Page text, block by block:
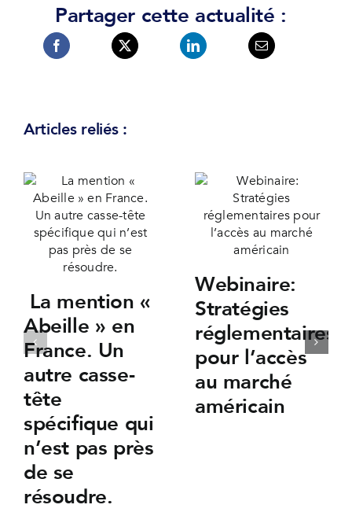
Partager cette actualité :
Articles reliés :
La mention «
Abeille » en
France. Un
autre casse-
tête
spécifique qui
n’est pas près
de se
résoudre.
Webinaire:
Stratégies
réglementaires
pour l’accès
au marché
américain